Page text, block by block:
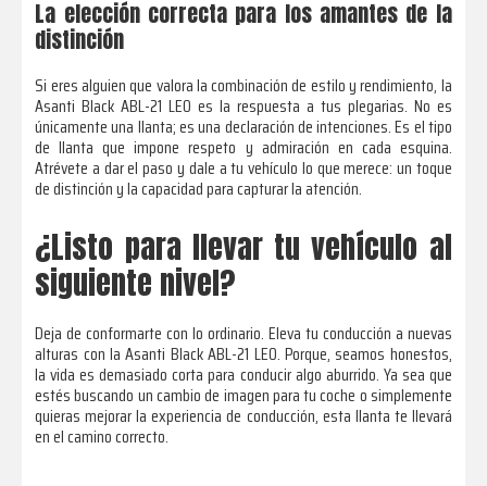
La elección correcta para los amantes de la
distinción
Si eres alguien que valora la combinación de estilo y rendimiento, la
Asanti Black ABL-21 LEO es la respuesta a tus plegarias. No es
únicamente una llanta; es una declaración de intenciones. Es el tipo
de llanta que impone respeto y admiración en cada esquina.
Atrévete a dar el paso y dale a tu vehículo lo que merece: un toque
de distinción y la capacidad para capturar la atención.
¿Listo para llevar tu vehículo al
siguiente nivel?
Deja de conformarte con lo ordinario. Eleva tu conducción a nuevas
alturas con la Asanti Black ABL-21 LEO. Porque, seamos honestos,
la vida es demasiado corta para conducir algo aburrido. Ya sea que
estés buscando un cambio de imagen para tu coche o simplemente
quieras mejorar la experiencia de conducción, esta llanta te llevará
en el camino correcto.